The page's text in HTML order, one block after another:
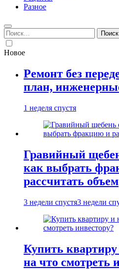
Разное
Найти:
Новое
Ремонт без
план,
1 неделя спустя
Гравийный
как выбрать
рассчитать объем
3 недели спустя3 недели
Купить квартиру
на что смотреть